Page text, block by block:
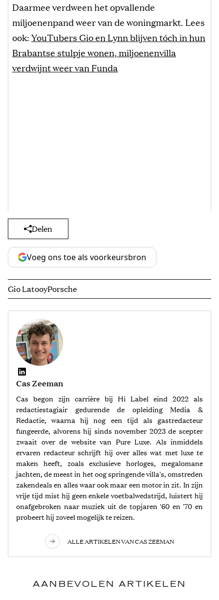
Daarmee verdween het opvallende
miljoenenpand weer van de woningmarkt. Lees
ook:YouTubers Gio en Lynn blijven tóch in hun
Brabantse stulpje wonen, miljoenenvilla
verdwijnt weer van Funda
Delen
Voeg ons toe als voorkeursbron
Gio LatooyPorsche
Cas Zeeman
Cas begon zijn carrière bij Hi Label eind 2022 als
redactiestagiair gedurende de opleiding Media &
Redactie, waarna hij nog een tijd als gastredacteur
fungeerde, alvorens hij sinds november 2023 de scepter
zwaait over de website van Pure Luxe. Als inmiddels
ervaren redacteur schrijft hij over alles wat met luxe te
maken heeft, zoals exclusieve horloges, megalomane
jachten, de meest in het oog springende villa's, omstreden
zakendeals en alles waar ook maar een motor in zit. In zijn
vrije tijd mist hij geen enkele voetbalwedstrijd, luistert hij
onafgebroken naar muziek uit de topjaren '60 en '70 en
probeert hij zoveel mogelijk te reizen.
ALLE ARTIKELEN VAN CAS ZEEMAN
AANBEVOLEN ARTIKELEN